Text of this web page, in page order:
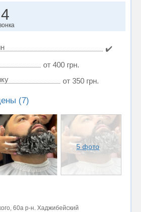
4
✔️
от 400 грн.
от 350 грн.
(7)
5 фото
60а р-н. Хаджибейский